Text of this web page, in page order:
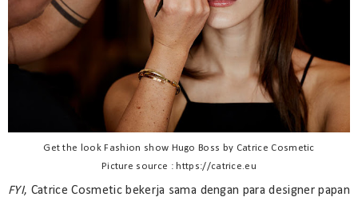
Get the look Fashion show Hugo Boss by Catrice Cosmetic
Picture source : https://catrice.eu
FYI, Catrice Cosmetic bekerja sama dengan para designer papan